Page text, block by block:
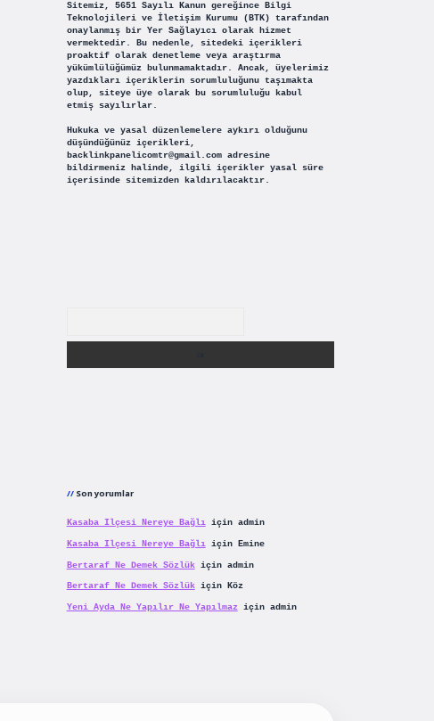
Sitemiz, 5651 Sayılı Kanun gereğince Bilgi
Teknolojileri ve İletişim Kurumu (BTK) tarafından
onaylanmış bir Yer Sağlayıcı olarak hizmet
vermektedir. Bu nedenle, sitedeki içerikleri
proaktif olarak denetleme veya araştırma
yükümlülüğümüz bulunmamaktadır. Ancak, üyelerimiz
yazdıkları içeriklerin sorumluluğunu taşımakta
olup, siteye üye olarak bu sorumluluğu kabul
etmiş sayılırlar.
Hukuka ve yasal düzenlemelere aykırı olduğunu
düşündüğünüz içerikleri,
backlinkpanelicomtr@gmail.comadresine
bildirmeniz halinde, ilgili içerikler yasal süre
içerisinde sitemizden kaldırılacaktır.
Son yorumlar
Kasaba Ilçesi Nereye Bağlıiçin admin
Kasaba Ilçesi Nereye Bağlıiçin Emine
Bertaraf Ne Demek Sözlükiçin admin
Bertaraf Ne Demek Sözlükiçin Köz
Yeni Ayda Ne Yapılır Ne Yapılmaziçin admin